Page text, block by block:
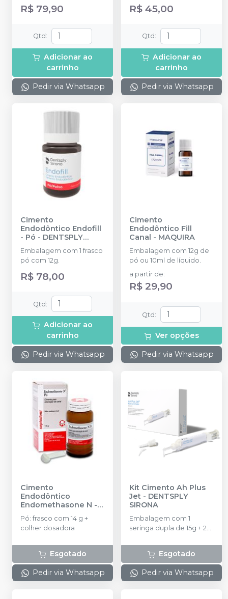
Intracanal.
R$ 79,90
Qtd :
Adicionar ao
carrinho
Pedir via Whatsapp
R$ 45,00
Qtd :
Adicionar ao
carrinho
Pedir via Whatsapp
Cimento
Endodôntico Endofill
- Pó - DENTSPLY
SIRONA
Embalagem com 1 frasco
pó com 12g.
R$ 78,00
Qtd :
Adicionar ao
carrinho
Pedir via Whatsapp
Cimento
Endodôntico Fill
Canal - MAQUIRA
Embalagem com 12g de
pó ou 10ml de líquido.
a partir de:
R$ 29,90
Qtd :
Ver opções
Pedir via Whatsapp
Cimento
Endodôntico
Endomethasone N -
SEPTODONT
Pó: frasco com 14 g +
colher dosadora
Esgotado
Pedir via Whatsapp
Kit Cimento Ah Plus
Jet - DENTSPLY
SIRONA
Embalagem com 1
seringa dupla de 15g + 20
Esgotado
Pedir via Whatsapp